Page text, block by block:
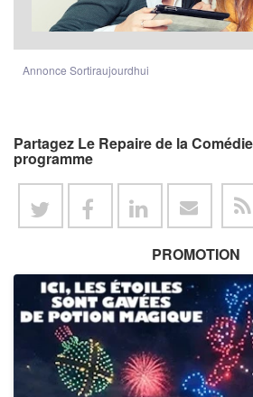
Annonce Sortiraujourdhui
Partagez Le Repaire de la
programme
PROMOTION